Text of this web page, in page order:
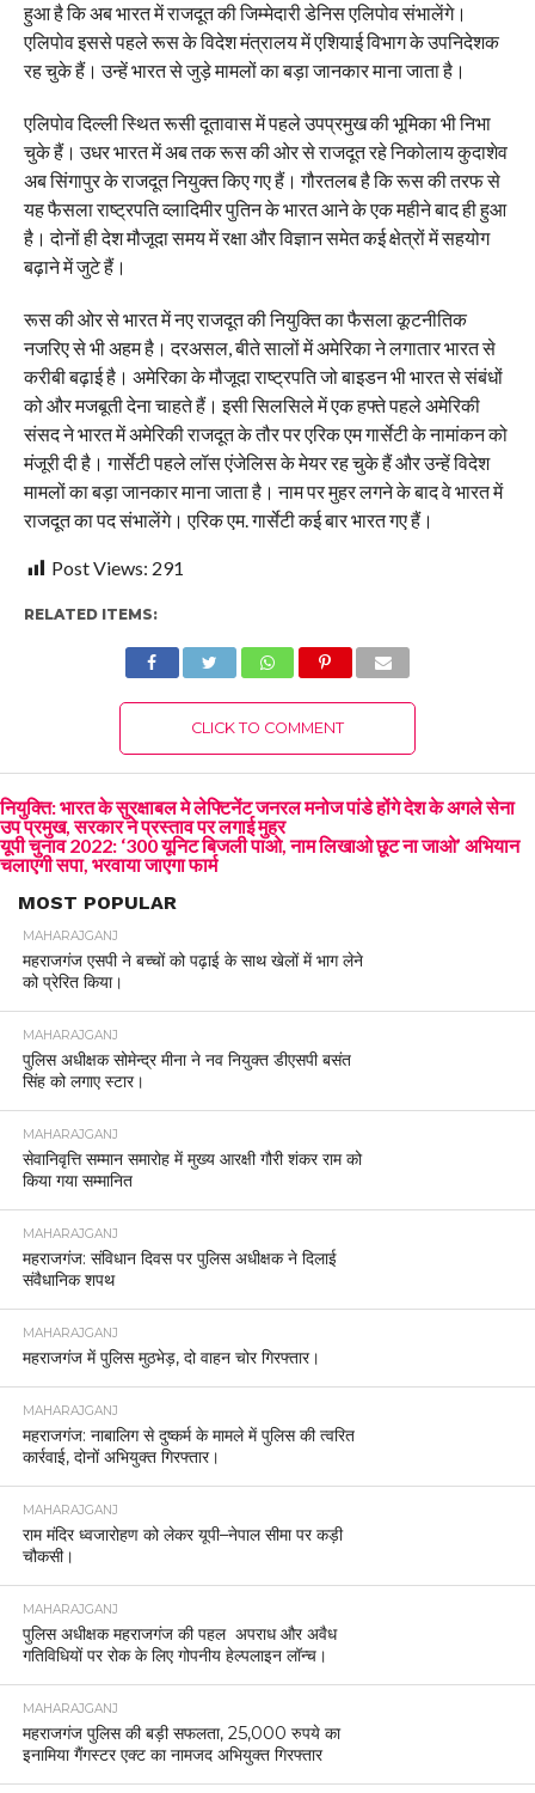
हुआ है कि अब भारत में राजदूत की जिम्मेदारी डेनिस एलिपोव संभालेंगे।
एलिपोव इससे पहले रूस के विदेश मंत्रालय में एशियाई विभाग के उपनिदेशक
रह चुके हैं। उन्हें भारत से जुड़े मामलों का बड़ा जानकार माना जाता है।
एलिपोव दिल्ली स्थित रूसी दूतावास में पहले उपप्रमुख की भूमिका भी निभा
चुके हैं। उधर भारत में अब तक रूस की ओर से राजदूत रहे निकोलाय कुदाशेव
अब सिंगापुर के राजदूत नियुक्त किए गए हैं। गौरतलब है कि रूस की तरफ से
यह फैसला राष्ट्रपति व्लादिमीर पुतिन के भारत आने के एक महीने बाद ही हुआ
है। दोनों ही देश मौजूदा समय में रक्षा और विज्ञान समेत कई क्षेत्रों में सहयोग
बढ़ाने में जुटे हैं।
रूस की ओर से भारत में नए राजदूत की नियुक्ति का फैसला कूटनीतिक
नजरिए से भी अहम है। दरअसल, बीते सालों में अमेरिका ने लगातार भारत से
करीबी बढ़ाई है। अमेरिका के मौजूदा राष्ट्रपति जो बाइडन भी भारत से संबंधों
को और मजबूती देना चाहते हैं। इसी सिलसिले में एक हफ्ते पहले अमेरिकी
संसद ने भारत में अमेरिकी राजदूत के तौर पर एरिक एम गार्सेटी के नामांकन को
मंजूरी दी है। गार्सेटी पहले लॉस एंजेलिस के मेयर रह चुके हैं और उन्हें विदेश
मामलों का बड़ा जानकार माना जाता है। नाम पर मुहर लगने के बाद वे भारत में
राजदूत का पद संभालेंगे। एरिक एम. गार्सेटी कई बार भारत गए हैं।
Post Views: 291
RELATED ITEMS:
CLICK TO COMMENT
नियुक्ति: भारत के सुरक्षाबल मे लेफ्टिनेंट जनरल मनोज पांडे होंगे देश के अगले सेना
उप प्रमुख, सरकार ने प्रस्ताव पर लगाई मुहर
यूपी चुनाव 2022: ‘300 यूनिट बिजली पाओ, नाम लिखाओ छूट ना जाओ’ अभियान
चलाएगी सपा, भरवाया जाएगा फार्म
MOST POPULAR
MAHARAJGANJ
महराजगंज एसपी ने बच्चों को पढ़ाई के साथ खेलों में भाग लेने
को प्रेरित किया।
MAHARAJGANJ
पुलिस अधीक्षक सोमेन्द्र मीना ने नव नियुक्त डीएसपी बसंत
सिंह को लगाए स्टार।
MAHARAJGANJ
सेवानिवृत्ति सम्मान समारोह में मुख्य आरक्षी गौरी शंकर राम को
किया गया सम्मानित
MAHARAJGANJ
महराजगंज: संविधान दिवस पर पुलिस अधीक्षक ने दिलाई
संवैधानिक शपथ
MAHARAJGANJ
महराजगंज में पुलिस मुठभेड़, दो वाहन चोर गिरफ्तार।
MAHARAJGANJ
महराजगंज: नाबालिग से दुष्कर्म के मामले में पुलिस की त्वरित
कार्रवाई, दोनों अभियुक्त गिरफ्तार।
MAHARAJGANJ
राम मंदिर ध्वजारोहण को लेकर यूपी–नेपाल सीमा पर कड़ी
चौकसी।
MAHARAJGANJ
पुलिस अधीक्षक महराजगंज की पहल अपराध और अवैध
गतिविधियों पर रोक के लिए गोपनीय हेल्पलाइन लॉन्च।
MAHARAJGANJ
महराजगंज पुलिस की बड़ी सफलता, 25,000 रुपये का
इनामिया गैंगस्टर एक्ट का नामजद अभियुक्त गिरफ्तार